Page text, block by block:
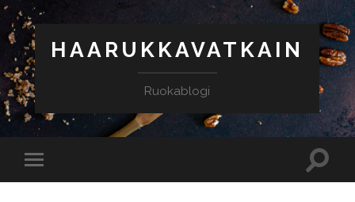
HAARUKKAVATKAIN
Ruokablogi